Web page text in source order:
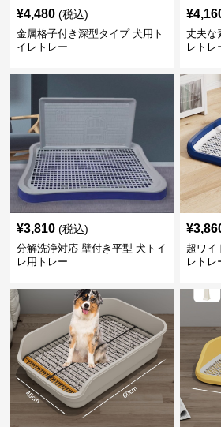
¥4,480 (税込)
金属格子付き深型タイプ 犬用ト
イレトレー
¥
丈夫な
レトレ
¥3,810 (税込)
分解洗浄対応 壁付き平型 犬トイ
レ用トレー
¥
超ワイ
レトレ